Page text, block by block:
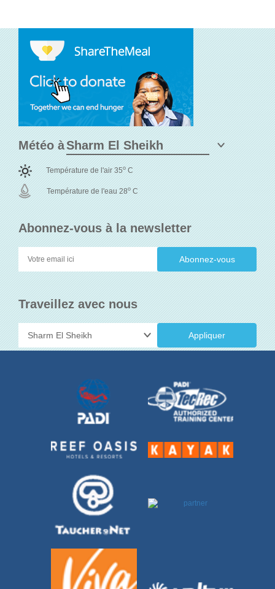
Abonnez-vous à la newsletter
Traveillez avec nous
Appliquer
Météo à
Température de l'air 35o C
Température de l'eau 28o C